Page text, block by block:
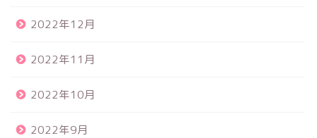
2022年12月
2022年11月
2022年10月
2022年9月